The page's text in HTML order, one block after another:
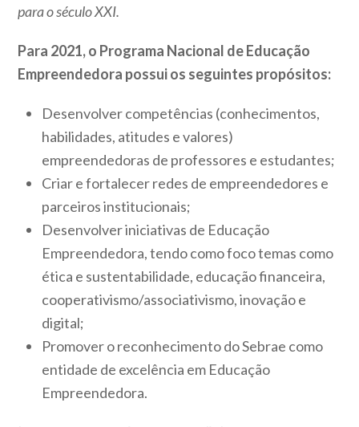
para o século XXI.
Para 2021, o Programa Nacional de Educação
Empreendedora possui os seguintes propósitos:
Desenvolver competências (conhecimentos,
habilidades, atitudes e valores)
empreendedoras de professores e estudantes;
Criar e fortalecer redes de empreendedores e
parceiros institucionais;
Desenvolver iniciativas de Educação
Empreendedora, tendo como foco temas como
ética e sustentabilidade, educação financeira,
cooperativismo/associativismo, inovação e
digital;
Promover o reconhecimento do Sebrae como
entidade de excelência em Educação
Empreendedora.